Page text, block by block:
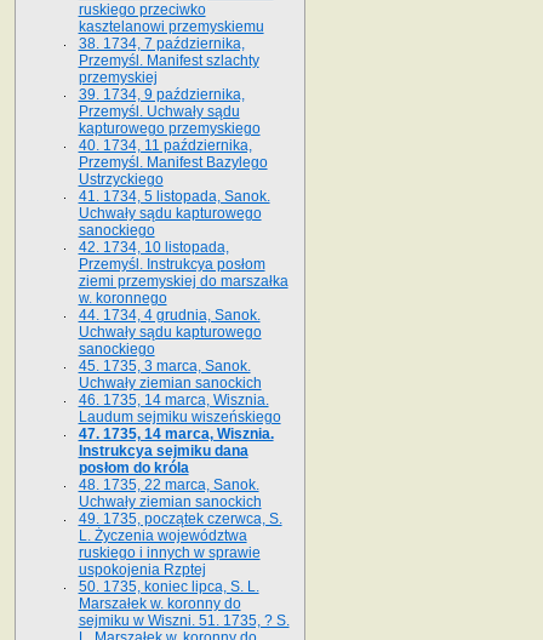
ruskiego przeciwko
kasztelanowi przemyskiemu
38. 1734, 7 października,
Przemyśl. Manifest szlachty
przemyskiej
39. 1734, 9 października,
Przemyśl. Uchwały sądu
kapturowego przemyskiego
40. 1734, 11 października,
Przemyśl. Manifest Bazylego
Ustrzyckiego
41. 1734, 5 listopada, Sanok.
Uchwały sądu kapturowego
sanockiego
42. 1734, 10 listopada,
Przemyśl. Instrukcya posłom
ziemi przemyskiej do marszałka
w. koronnego
44. 1734, 4 grudnia, Sanok.
Uchwały sądu kapturowego
sanockiego
45. 1735, 3 marca, Sanok.
Uchwały ziemian sanockich
46. 1735, 14 marca, Wisznia.
Laudum sejmiku wiszeńskiego
47. 1735, 14 marca, Wisznia.
Instrukcya sejmiku dana
posłom do króla
48. 1735, 22 marca, Sanok.
Uchwały ziemian sanockich
49. 1735, początek czerwca, S.
L. Życzenia województwa
ruskiego i innych w sprawie
uspokojenia Rzptej
50. 1735, koniec lipca, S. L.
Marszałek w. koronny do
sejmiku w Wiszni. 51. 1735, ? S.